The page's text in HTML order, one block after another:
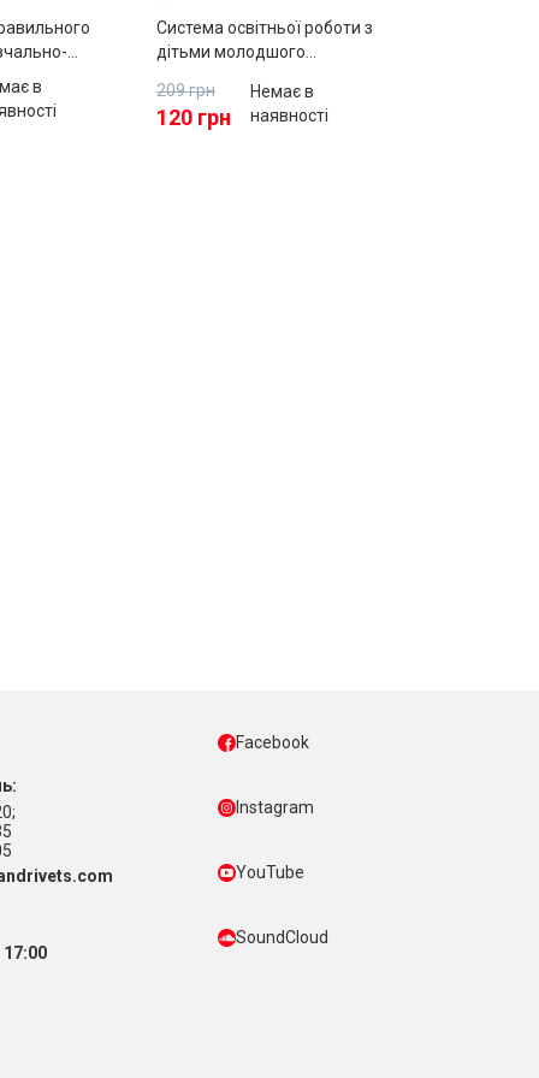
в
Система освітньої роботи з
дітьми молодшого
120 грн
209 грн
Немає в
наявності
Facebook
Instagram
YouTube
SoundCloud